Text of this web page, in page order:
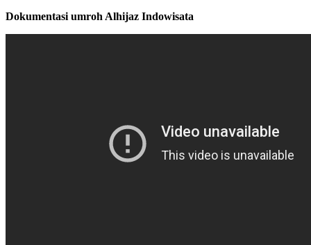
Dokumentasi umroh Alhijaz Indowisata